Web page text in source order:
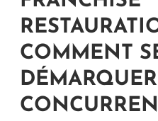
COMMENT